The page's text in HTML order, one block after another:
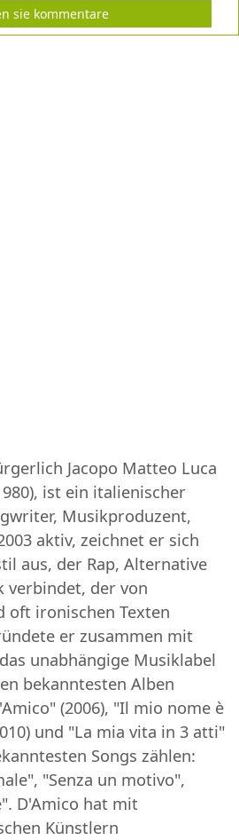
sie kommentare
Jacopo Matteo Luca
ist ein italienischer
Musikproduzent,
aktiv, zeichnet er sich
aus, der Rap, Alternative
verbindet, der von
oft ironischen Texten
er zusammen mit
unabhängige Musiklabel
bekanntesten Alben
(2006), "Il mio nome è
und "La mia vita in 3 atti"
Songs zählen:
"Senza un motivo",
D'Amico hat mit
Künstlern